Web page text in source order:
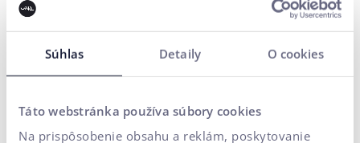
Súhlas Detaily O cookies
Táto webstránka používa súbory cookies
Na prispôsobenie obsahu a reklám, poskytovanie
Vaše meno*